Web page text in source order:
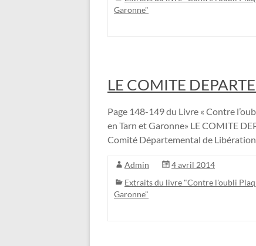
Garonne"
LE COMITE
Page 148-149 du Livre « Contre
en Tarn et Garonne» LE COMITE
Comité Départemental de
Admin
4 avril 2014
Extraits du livre "Contre l'oubli
Garonne"